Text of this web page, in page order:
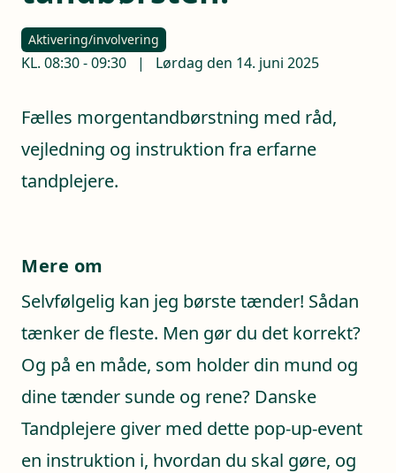
Aktivering/involvering
KL. 08:30-09:30 | Lørdag den 14. juni 2025
Fælles morgentandbørstning med råd,
vejledning og instruktion fra erfarne
tandplejere.
Mere om
Selvfølgelig kan jeg børste tænder! Sådan
tænker de fleste. Men gør du det korrekt?
Og på en måde, som holder din mund og
dine tænder sunde og rene? Danske
Tandplejere giver med dette pop-up-event
en instruktion i, hvordan du skal gøre, og